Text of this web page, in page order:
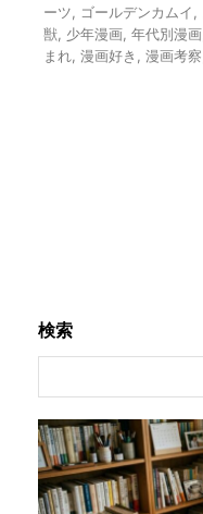
ーツ
ゴールデンカムイ
獣 少年漫画 年代別漫画
まれ 漫画好き 漫画考察
検索